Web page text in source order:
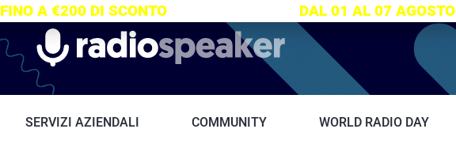
Radiospeaker.it
SERVIZI AZIENDALI COMMUNITY WORLD RADIO DAY
FINO A €200 DI SCONTO DAL 01 AL 07 AGOSTO